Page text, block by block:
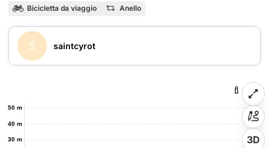
Bicicletta da viaggio Anello
S saintcyrot
30 m
40 m
50 m
3D